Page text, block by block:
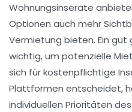
Wohnungsinserate
Optionen auch mehr
Vermietung bieten. Ein
wichtig, um potenzielle
sich für kostenpflichtige
Plattformen entscheidet,
individuellen Prioritäten